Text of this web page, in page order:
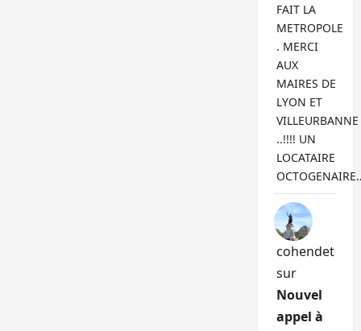
FAIT LA
METROPOLE
. MERCI
AUX
MAIRES DE
LYON ET
VILLEURBANNE
..!!!! UN
LOCATAIRE
cohendet
sur
Nouvel
appel à